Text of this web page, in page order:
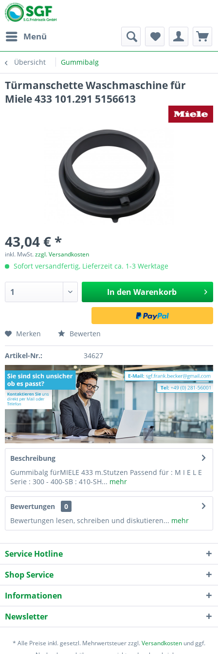
Menü
Übersicht Gummibalg
Türmanschette Waschmaschine für
Miele 433 101.291 5156613
43,04 € *
inkl. MwSt.zzgl. Versandkosten
Sofort versandfertig, Lieferzeit ca. 1-3 Werktage
In den Warenkorb
Merken Bewerten
Artikel-Nr.: 34627
Beschreibung
Gummibalg fürMIELE 433 m.Stutzen Passend für : M I E L E
Serie : 300 - 400-SB : 410-SH... mehr
Bewertungen
0
Bewertungen lesen, schreiben und diskutieren... mehr
Service Hotline
Shop Service
Informationen
Newsletter
* Alle Preise inkl. gesetzl. Mehrwertsteuer zzgl.Versandkosten und ggf.